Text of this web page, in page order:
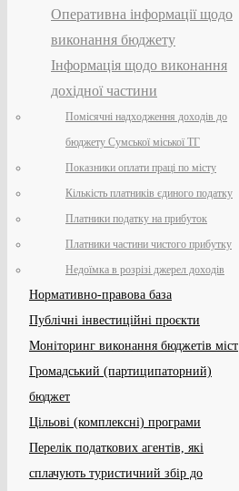
Оперативна інформації щодо
виконання бюджету
Інформація щодо виконання
дохідної частини
Помісячні надходження доходів до
бюджету Сумської міської ТГ
Показники оплати праці по місту
Кількість платників єдиного податку
Платники податку на прибуток
Платники частини чистого прибутку
Недоїмка в розрізі джерел доходів
Нормативно-правова база
Публічні інвестиційні проєкти
Моніторинг виконання бюджетів міст
Громадський (партиципаторний)
бюджет
Цільові (комплексні) програми
Перелік податкових агентів, які
сплачують туристичний збір до